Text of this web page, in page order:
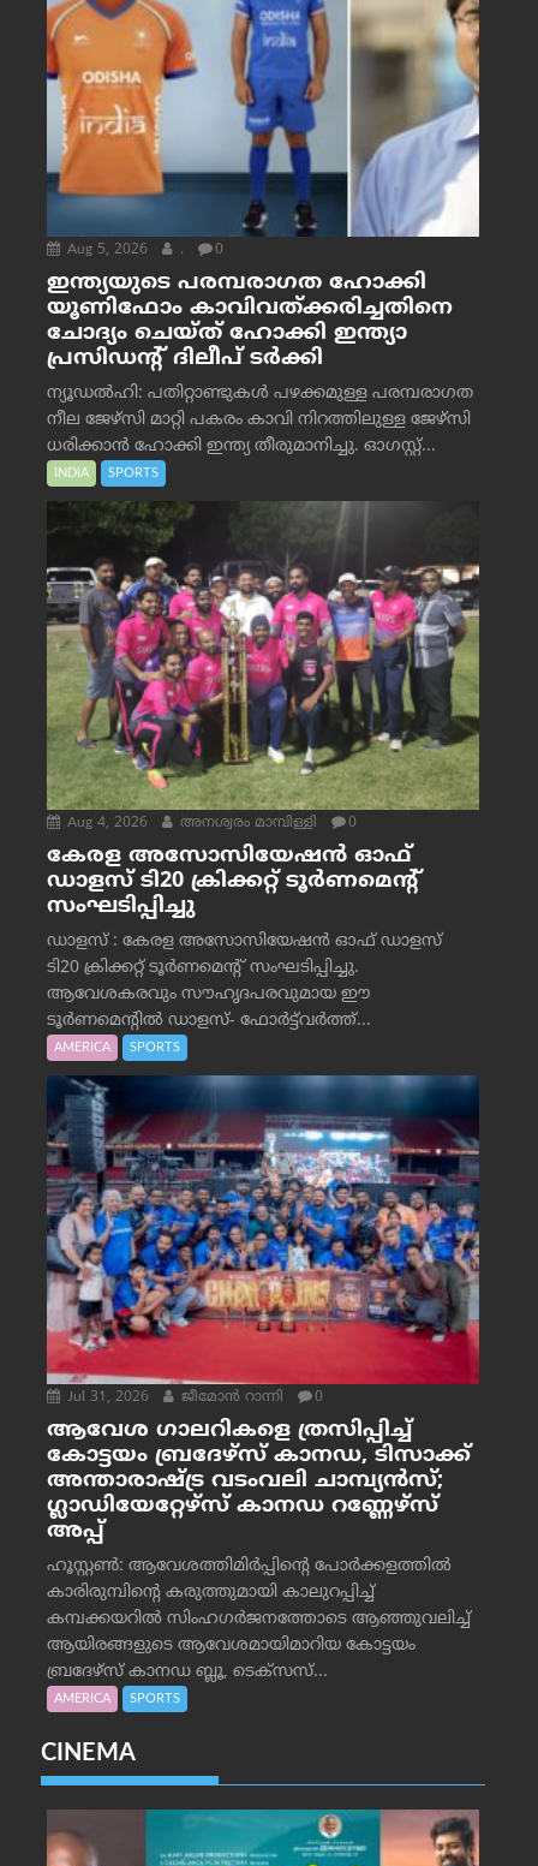
Aug 5, 2026 . 0
ഇന്ത്യയുടെ പരമ്പരാഗത ഹോക്കി
യൂണിഫോം കാവിവത്ക്കരിച്ചതിനെ
ചോദ്യം ചെയ്ത് ഹോക്കി ഇന്ത്യാ
പ്രസിഡന്റ് ദിലീപ് ടര്‍ക്കി
ന്യൂഡൽഹി: പതിറ്റാണ്ടുകൾ പഴക്കമുള്ള പരമ്പരാഗത
നീല ജേഴ്‌സി മാറ്റി പകരം കാവി നിറത്തിലുള്ള ജേഴ്‌സി
ധരിക്കാൻ ഹോക്കി ഇന്ത്യ തീരുമാനിച്ചു. ഓഗസ്റ്റ്...
INDIA SPORTS
Aug 4, 2026 അനശ്വരം മാമ്പിള്ളി 0
കേരള അസോസിയേഷൻ ഓഫ്
ഡാളസ് ടി20 ക്രിക്കറ്റ് ടൂർണമെന്റ്
സംഘടിപ്പിച്ചു
ഡാളസ് : കേരള അസോസിയേഷൻ ഓഫ് ഡാളസ്
ടി20 ക്രിക്കറ്റ് ടൂർണമെന്റ് സംഘടിപ്പിച്ചു.
ആവേശകരവും സൗഹൃദപരവുമായ ഈ
ടൂർണമെന്റിൽ ഡാളസ്- ഫോർട്ട്‌വര്‍ത്ത്...
AMERICA SPORTS
Jul 31, 2026 ജീമോന്‍ റാന്നി 0
ആവേശ ഗാലറികളെ ത്രസിപ്പിച്ച്
കോട്ടയം ബ്രദേഴ്‌സ് കാനഡ, ടിസാക്ക്
അന്താരാഷ്ട്ര വടംവലി ചാമ്പ്യന്‍സ്;
ഗ്ലാഡിയേറ്റേഴ്‌സ് കാനഡ റണ്ണേഴ്‌സ്
അപ്പ്
ഹൂസ്റ്റണ്‍: ആവേശത്തിമിര്‍പ്പിന്റെ പോര്‍ക്കളത്തില്‍
കാരിരുമ്പിന്റെ കരുത്തുമായി കാലുറപ്പിച്ച്
കമ്പക്കയറില്‍ സിംഹഗര്‍ജനത്തോടെ ആഞ്ഞുവലിച്ച്
ആയിരങ്ങളുടെ ആവേശമായിമാറിയ കോട്ടയം
ബ്രദേഴ്‌സ് കാനഡ ബ്ലൂ, ടെക്‌സസ്...
AMERICA SPORTS
CINEMA